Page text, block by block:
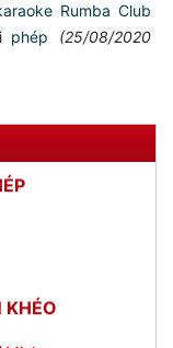
Rumba Club
phép
(25/08/2020